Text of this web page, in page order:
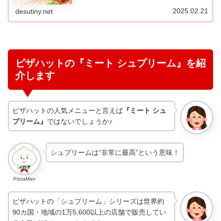
desutiny.net 2025.02.21
ピザハットの『ミート シュプリーム』を紹
介します
ピザハットの人気メニューと言えば 『ミート シュ
プリーム』 ではないでしょうか♪
PizzaMan
シュプリームは“非常に最高”という意味！
ピザハットの「シュプリーム」シリーズは世界約
90カ国・地域の1万5,600以上の店舗で販売してい